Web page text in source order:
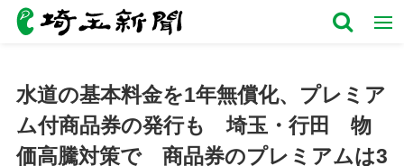
水道の基本料金を1年無償化、プレミア
ム付商品券の発行も 埼玉・行田 物
価高騰対策で 商品券のプレミアムは3